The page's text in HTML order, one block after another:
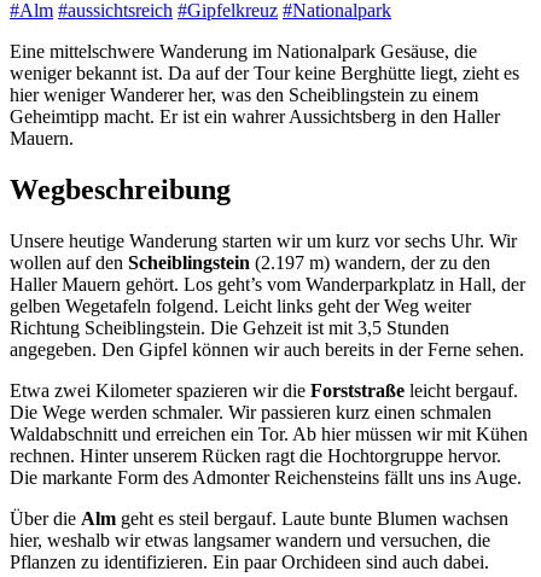
#Alm #aussichtsreich #Gipfelkreuz #Nationalpark
Eine mittelschwere Wanderung im Nationalpark Gesäuse, die
weniger bekannt ist. Da auf der Tour keine Berghütte liegt, zieht es
hier weniger Wanderer her, was den Scheiblingstein zu einem
Geheimtipp macht. Er ist ein wahrer Aussichtsberg in den Haller
Mauern.
Wegbeschreibung
Unsere heutige Wanderung starten wir um kurz vor sechs Uhr. Wir
wollen auf den Scheiblingstein (2.197 m) wandern, der zu den
Haller Mauern gehört. Los geht’s vom Wanderparkplatz in Hall, der
gelben Wegetafeln folgend. Leicht links geht der Weg weiter
Richtung Scheiblingstein. Die Gehzeit ist mit 3,5 Stunden
angegeben. Den Gipfel können wir auch bereits in der Ferne sehen.
Etwa zwei Kilometer spazieren wir die Forststraße leicht bergauf.
Die Wege werden schmaler. Wir passieren kurz einen schmalen
Waldabschnitt und erreichen ein Tor. Ab hier müssen wir mit Kühen
rechnen. Hinter unserem Rücken ragt die Hochtorgruppe hervor.
Die markante Form des Admonter Reichensteins fällt uns ins Auge.
Über die Alm geht es steil bergauf. Laute bunte Blumen wachsen
hier, weshalb wir etwas langsamer wandern und versuchen, die
Pflanzen zu identifizieren. Ein paar Orchideen sind auch dabei.